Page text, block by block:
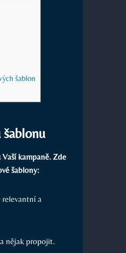
šablon
kampaně. Zde
šablony:
a
nějak propojit.